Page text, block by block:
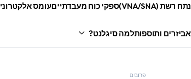
נתח רשת (VNA/SNA) ספקי כוח מעבדתייםעומס אלקטרוני
אביזרים ותוספותלמה סיגלנט?
פרובים